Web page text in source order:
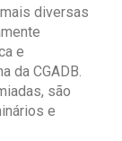
diversas
e
da CGADB.
são
e